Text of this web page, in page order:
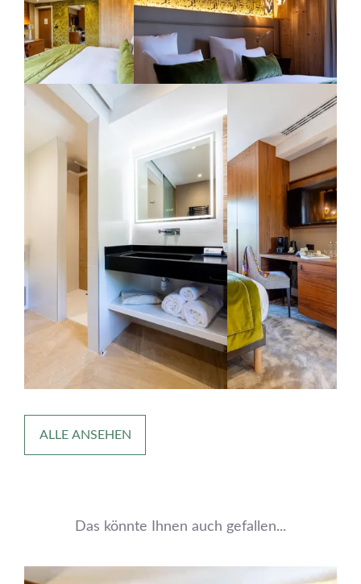
ALLE ANSEHEN
Das könnte Ihnen auch gefallen...